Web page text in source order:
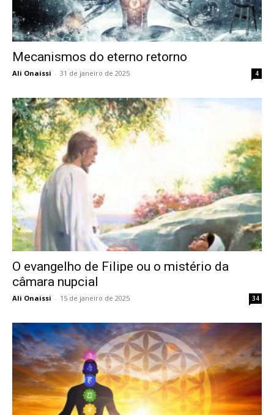
Mecanismos do eterno retorno
Ali Onaissi - 31 de janeiro de 2025 4
O evangelho de Filipe ou o mistério da
câmara nupcial
Ali Onaissi - 15 de janeiro de 2025 34